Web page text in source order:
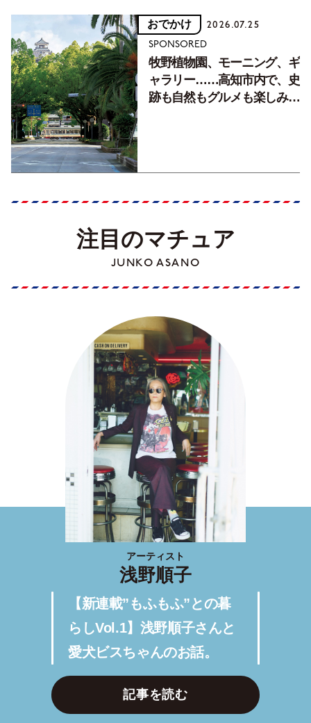
おでかけ 2026.07.25
SPONSORED
牧野植物園、モーニング、ギ
ャラリー……高知市内で、史
跡も自然もグルメも楽しみ尽
注目のマチュア
JUNKO ASANO
アーティスト
浅野順子
【新連載”もふもふ”との暮
らしVol.1】浅野順子さんと
愛犬ビスちゃんのお話。
記事を読む